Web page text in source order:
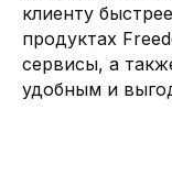
клиенту
продуктах
сервисы, а
удобным и